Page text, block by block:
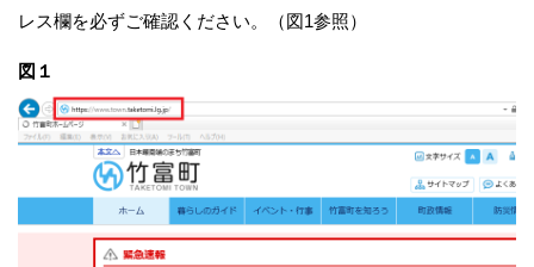
レス欄を必ずご確認ください。（図1参照）
図１